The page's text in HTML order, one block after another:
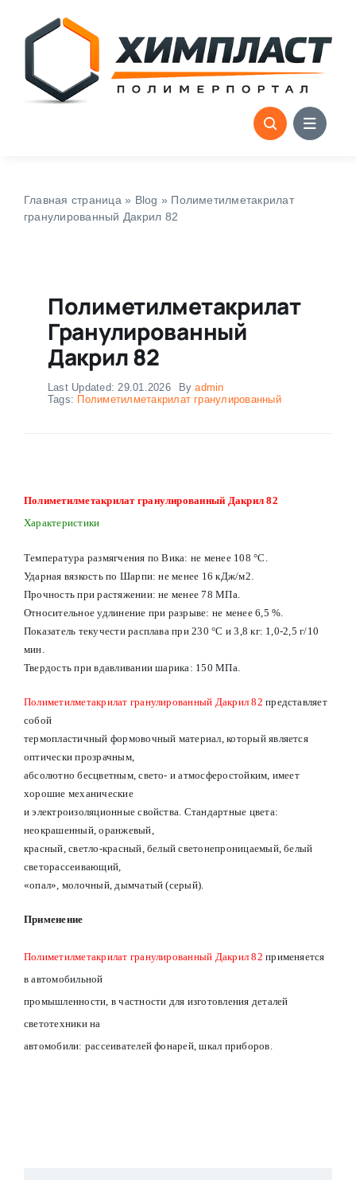
content
Главная страница » Blog » Полиметилметакрилат
гранулированный Дакрил 82
Полиметилметакрилат
Гранулированный
Дакрил 82
Last Updated: 29.01.2026 Byadmin
Tags: Полиметилметакрилат гранулированный
Полиметилметакрилат гранулированный Дакрил 82
Характеристики
Температура размягчения по Вика: не менее 108 °С.
Ударная вязкость по Шарпи: не менее 16 кДж/м2.
Прочность при растяжении: не менее 78 МПа.
Относительное удлинение при разрыве: не менее 6,5 %.
Показатель текучести расплава при 230 °С и 3,8 кг: 1,0-2,5 г/10
мин.
Твердость при вдавливании шарика: 150 МПа.
Полиметилметакрилат гранулированный Дакрил 82представляет
собой
термопластичный формовочный материал, который является
оптически прозрачным,
абсолютно бесцветным, свето- и атмосферостойким, имеет
хорошие механические
и электроизоляционные свойства. Стандартные цвета:
неокрашенный, оранжевый,
красный, светло-красный, белый светонепроницаемый, белый
светорассеивающий,
«опал», молочный, дымчатый (серый).
Применение
Полиметилметакрилат гранулированный Дакрил 82применяется
в автомобильной
промышленности, в частности для изготовления деталей
светотехники на
автомобили: рассеивателей фонарей, шкал приборов.